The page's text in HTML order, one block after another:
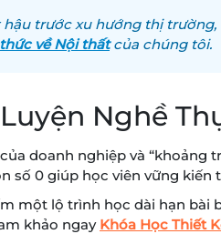
trước xu hướng thị
về Nội thấtcủa chúng tôi.
Nghề
doanh nghiệp và “khoảng
số 0 giúp học viên vững
một lộ trình học dài hạn
khảo ngay Khóa Học Thiết